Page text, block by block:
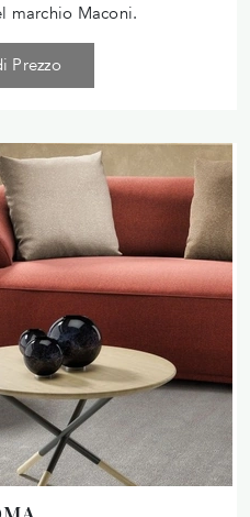
marchio Maconi.
Prezzo